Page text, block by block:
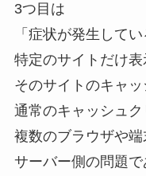
3つ目は
「症状が発生して
特定のサイトだけ
そのサイトのキャ
通常のキャッシュク
複数のブラウザや
サーバー側の問題で